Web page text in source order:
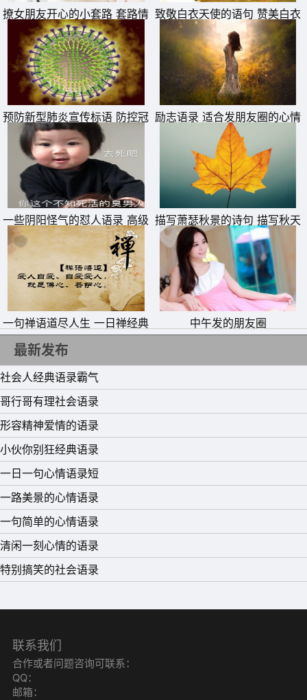
11、 人静而后安，安而能后定，定而能后慧，慧而能后
悟，悟而能后得。
12、我不是高傲，也不是胡闹，只是厌倦了那些随时可能失
去的依靠。
13、慢慢地你会相信，没有什么事不可原谅，没有什么人会
永驻身旁。
14、你可以倒下，但是要记得站起来。你可以流泪，但是要
记得长大。
15、 你不喜欢我，我一点都不介意。因为我活下来，不是
为了取悦你!
撩女朋友开心的小套路 套路情
话大全一问一答
致敬白衣天使的语句 赞美白衣
天使一句话
预防新型肺炎宣传标语 防控冠
状病毒疫情横幅警示标语
励志语录 适合发朋友圈的心情
句子
一些阴阳怪气的怼人语录 高级
怼人的话短句
描写萧瑟秋景的诗句 描写秋天
萧瑟秋季的诗句
一句禅语道尽人生 一日禅经典
句子
中午发的朋友圈
最新发布
社会人经典语录霸气
哥行哥有理社会语录
形容精神爱情的语录
小伙你别狂经典语录
一日一句心情语录短
一路美景的心情语录
一句简单的心情语录
清闲一刻心情的语录
特别搞笑的社会语录
联系我们
合作或者问题咨询可联系：
QQ：
邮箱：